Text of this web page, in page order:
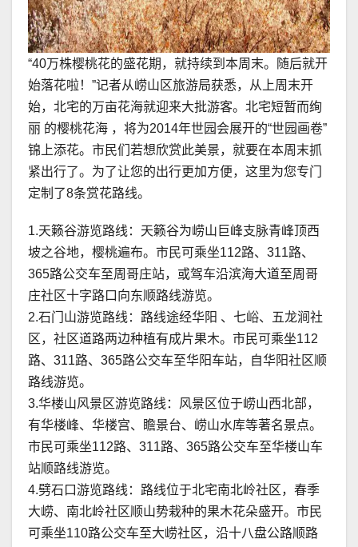
“40万株樱桃花的盛花期，就持续到本周末。随后就开
始落花啦！”记者从崂山区旅游局获悉，从上周末开
始，北宅的万亩花海就迎来大批游客。北宅短暂而绚
丽 的樱桃花海 ，将为2014年世园会展开的“世园画卷”
锦上添花。市民们若想欣赏此美景，就要在本周末抓
紧出行了。为了让您的出行更加方便，这里为您专门
定制了8条赏花路线。
1.天籁谷游览路线：天籁谷为崂山巨峰支脉青峰顶西
坡之谷地，樱桃遍布。市民可乘坐112路、311路、
365路公交车至周哥庄站，或驾车沿滨海大道至周哥
庄社区十字路口向东顺路线游览。
2.石门山游览路线：路线途经华阳 、七峪、五龙涧社
区，社区道路两边种植有成片果木。市民可乘坐112
路、311路、365路公交车至华阳车站，自华阳社区顺
路线游览。
3.华楼山风景区游览路线：风景区位于崂山西北部，
有华楼峰、华楼宫、瞻景台、崂山水库等著名景点。
市民可乘坐112路、311路、365路公交车至华楼山车
站顺路线游览。
4.劈石口游览路线：路线位于北宅南北岭社区，春季
大崂、南北岭社区顺山势栽种的果木花朵盛开。市民
可乘坐110路公交车至大崂社区，沿十八盘公路顺路